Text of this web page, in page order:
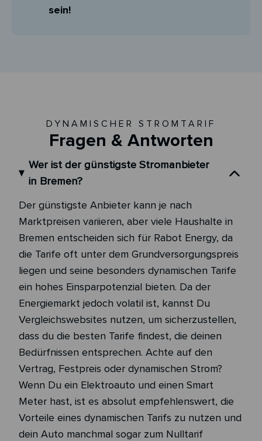
sein!
DYNAMISCHER STROMTARIF
Fragen & Antworten
Wer ist der günstigste Stromanbieter
in Bremen?
Der günstigste Anbieter kann je nach
Marktpreisen variieren, aber viele Haushalte in
Bremen entscheiden sich für Rabot Energy, da
die Tarife oft unter dem Grundversorgungspreis
liegen und seine besonders dynamischen Tarife
ein hohes Einsparpotenzial bieten. Da der
Energiemarkt jedoch volatil ist, kannst Du
Vergleichswebsites nutzen, um sicherzustellen,
dass du die besten Tarife findest, die deinen
Bedürfnissen entsprechen. Achte auf den
Vertrag, Festpreis oder dynamischen Strom?
Wenn Du ein Elektroauto und einen Smart
Meter hast, ist es absolut empfehlenswert, die
Vorteile eines dynamischen Tarifs zu nutzen und
dein Auto manchmal sogar zum Nulltarif